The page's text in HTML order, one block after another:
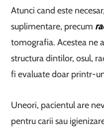
Atunci cand este
suplimentare, precum
tomografia. Acestea ne
structura dintilor, osul,
fi evaluate doar printr-
Uneori, pacientul are
pentru carii sau